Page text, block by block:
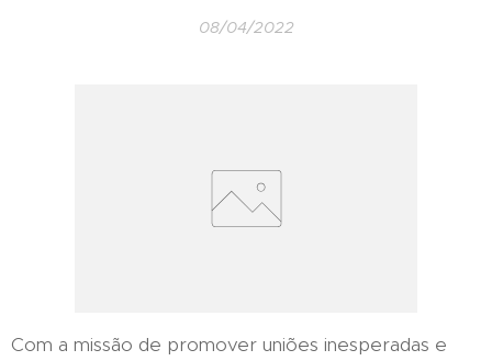
08/04/2022
Com a missão de promover uniões inesperadas e